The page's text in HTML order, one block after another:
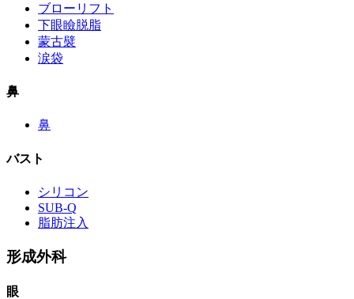
ブローリフト
下眼瞼脱脂
蒙古襞
涙袋
鼻
鼻
バスト
シリコン
SUB-Q
脂肪注入
形成外科
眼